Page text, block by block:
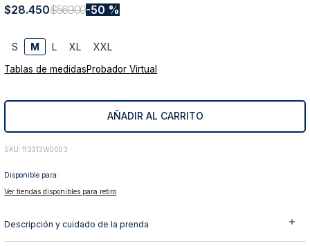
$28.450$56.900 50 %
S M L XL XXL
Tablas de medidasProbador Virtual
AÑADIR AL CARRITO
: 113313W0003
Disponible para:
Ver tiendas disponibles para retiro
Descripción y cuidado de la prenda
5.
jeans
blazer
9.
poleron